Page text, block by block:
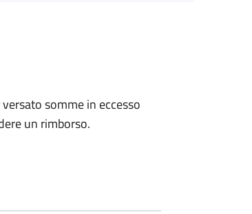
somme in eccesso
un rimborso.